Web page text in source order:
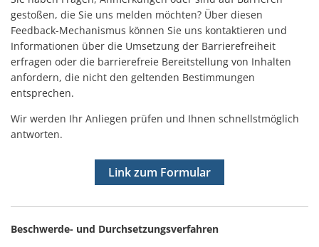
gestoßen, die Sie uns melden möchten? Über diesen
Feedback-Mechanismus können Sie uns kontaktieren und
Informationen über die Umsetzung der Barrierefreiheit
erfragen oder die barrierefreie Bereitstellung von Inhalten
anfordern, die nicht den geltenden Bestimmungen
entsprechen.
Wir werden Ihr Anliegen prüfen und Ihnen schnellstmöglich
antworten.
Link zum Formular
Beschwerde- und Durchsetzungsverfahren